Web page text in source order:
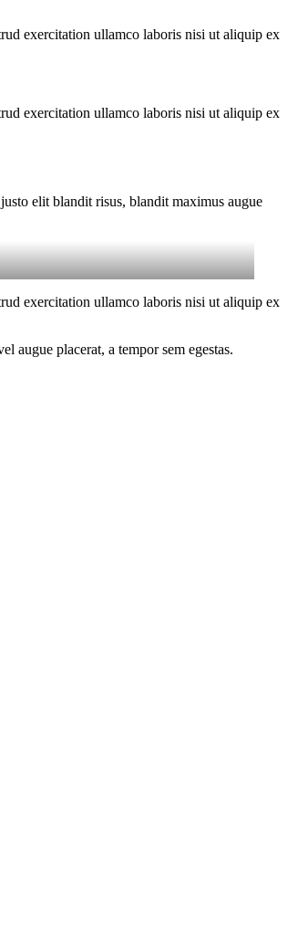
exercitation ullamco laboris nisi ut aliquip ex
exercitation ullamco laboris nisi ut aliquip ex
elit blandit risus, blandit maximus augue
exercitation ullamco laboris nisi ut aliquip ex
augue placerat, a tempor sem egestas.